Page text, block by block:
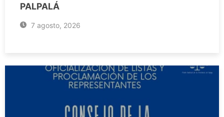
PALPALÁ
7 agosto, 2026